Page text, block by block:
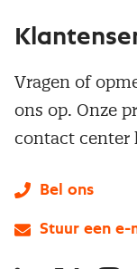
Vragen of
ons op. Onze
contact center
Bel ons
Stuur een e-